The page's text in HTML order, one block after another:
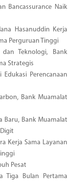
Bancassurance Naik
Hasanuddin Kerja
Perguruan Tinggi
Teknologi, Bank
Strategis
Perencanaan
Bank Muamalat
Baru, Bank Muamalat
Kerja Sama Layanan
Pesat
Tiga Bulan Pertama